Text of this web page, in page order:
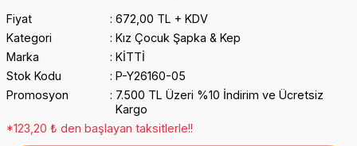
Fiyat
672,00 TL + KDV
Kategori
Kız Çocuk Şapka & Kep
Marka
KİTTİ
Stok Kodu
P-Y26160-05
Promosyon
7.500 TL Üzeri %10 İndirim ve Ücretsiz
Kargo
*123,20 ₺ den başlayan taksitlerle!!